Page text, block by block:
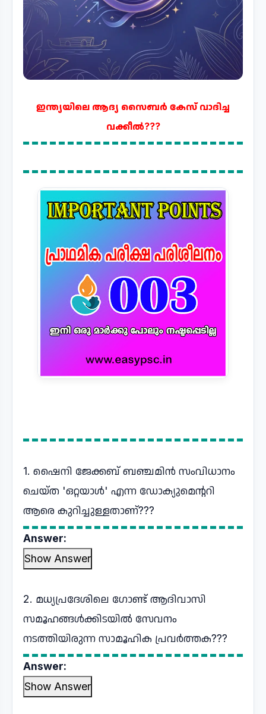
ഇന്ത്യയിലെ ആദ്യ സൈബർ കേസ് വാദിച്ച
വക്കീൽ???
1. ഷൈനി ജേക്കബ് ബഞ്ചമിൻ സംവിധാനം
ചെയ്ത 'ഒറ്റയാൾ' എന്ന ഡോക്യുമെന്ററി
ആരെ കുറിച്ചുള്ളതാണ്???
Answer:
Show Answer
2. മധ്യപ്രദേശിലെ ഗോണ്ട് ആദിവാസി
സമൂഹങ്ങൾക്കിടയിൽ സേവനം
നടത്തിയിരുന്ന സാമൂഹിക പ്രവർത്തക???
Answer:
Show Answer